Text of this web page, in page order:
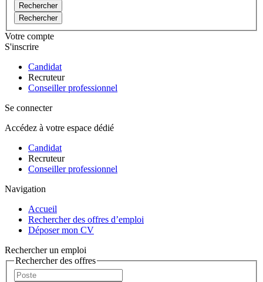
Rechercher
Rechercher
Votre compte
S'inscrire
Candidat
Recruteur
Conseiller professionnel
Se connecter
Accédez à votre espace dédié
Candidat
Recruteur
Conseiller professionnel
Navigation
Accueil
Rechercher des offres d’emploi
Déposer mon CV
Rechercher un emploi
Rechercher des offres